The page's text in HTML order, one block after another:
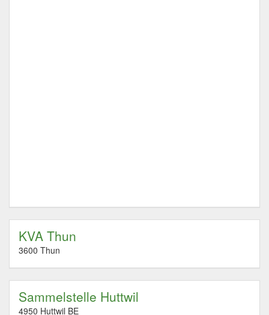
KVA Thun
3600 Thun
Sammelstelle Huttwil
4950 Huttwil BE